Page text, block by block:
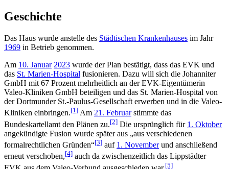
Geschichte
Das Haus wurde anstelle des Städtischen Krankenhauses im Jahr
1969 in Betrieb genommen.
Am 10. Januar 2023 wurde der Plan bestätigt, dass das EVK und
das St. Marien-Hospital fusionieren. Dazu will sich die Johanniter
GmbH mit 67 Prozent mehrheitlich an der EVK-Eigentümerin
Valeo-Kliniken GmbH beteiligen und das St. Marien-Hospital von
der Dortmunder St.-Paulus-Gesellschaft erwerben und in die Valeo-
Kliniken einbringen.[1] Am 21. Februarstimmte das
Bundeskartellamt den Plänen zu.[2] Die ursprünglich für 1. Oktober
angekündigte Fusion wurde später aus „aus verschiedenen
formalrechtlichen Gründen“[3] auf 1. Novemberund anschließend
erneut verschoben,[4] auch da zwischenzeitlich das Lippstädter
[5]